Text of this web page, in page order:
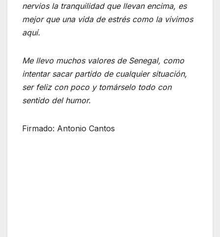
nervios la tranquilidad que llevan encima, es
mejor que una vida de estrés como la vivimos
aquí.
Me llevo muchos valores de Senegal, como
intentar sacar partido de cualquier situación,
ser feliz con poco y tomárselo todo con
sentido del humor.
Firmado: Antonio Cantos